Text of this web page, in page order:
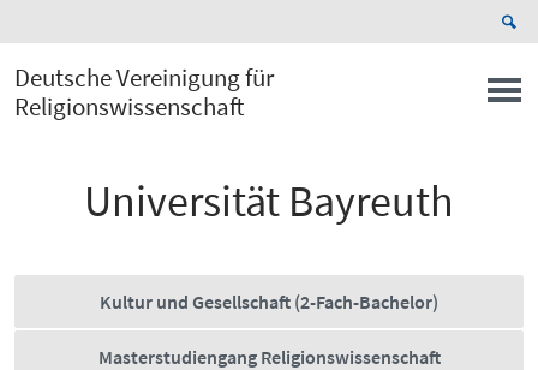
Deutsche Vereinigung für
Religionswissenschaft
Universität Bayreuth
Kultur und Gesellschaft (2-Fach-Bachelor)
Masterstudiengang Religionswissenschaft